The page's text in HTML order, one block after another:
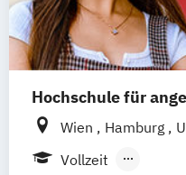
Hochschule für
Wien Hamburg
Mannheim
Vollzeit